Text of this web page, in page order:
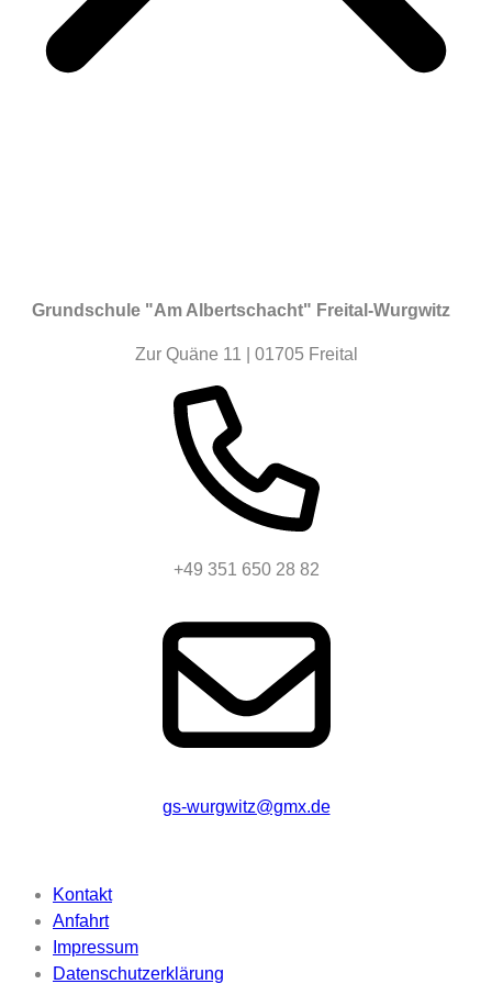
Grundschule "Am Albertschacht" Freital-Wurgwitz
Zur Quäne 11 | 01705 Freital
+49 351 650 28 82
gs-wurgwitz@gmx.de
Kontakt
Anfahrt
Impressum
Datenschutzerklärung